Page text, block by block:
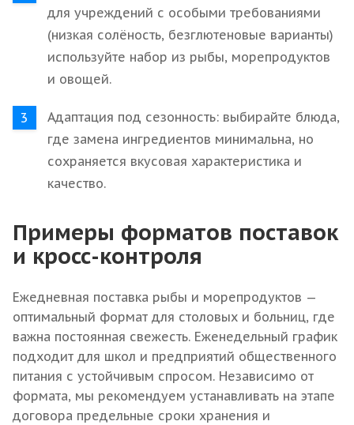
для учреждений с особыми требованиями
(низкая солёность, безглютеновые варианты)
используйте набор из рыбы, морепродуктов
и овощей.
Адаптация под сезонность: выбирайте блюда,
где замена ингредиентов минимальна, но
сохраняется вкусовая характеристика и
качество.
Примеры форматов поставок
и кросс-контроля
Ежедневная поставка рыбы и морепродуктов —
оптимальный формат для столовых и больниц, где
важна постоянная свежесть. Еженедельный график
подходит для школ и предприятий общественного
питания с устойчивым спросом. Независимо от
формата, мы рекомендуем устанавливать на этапе
договора предельные сроки хранения и